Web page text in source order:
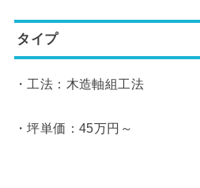
タイプ
・工法：木造軸組工法
・坪単価：45万円～